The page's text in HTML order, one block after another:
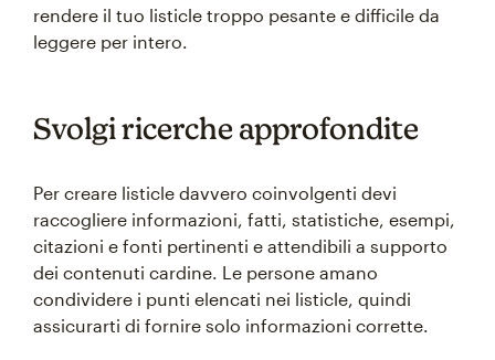
rendere il tuo listicle troppo pesante e difficile da
leggere per intero.
Svolgi ricerche approfondite
Per creare listicle davvero coinvolgenti devi
raccogliere informazioni, fatti, statistiche, esempi,
citazioni e fonti pertinenti e attendibili a supporto
dei contenuti cardine. Le persone amano
condividere i punti elencati nei listicle, quindi
assicurarti di fornire solo informazioni corrette.